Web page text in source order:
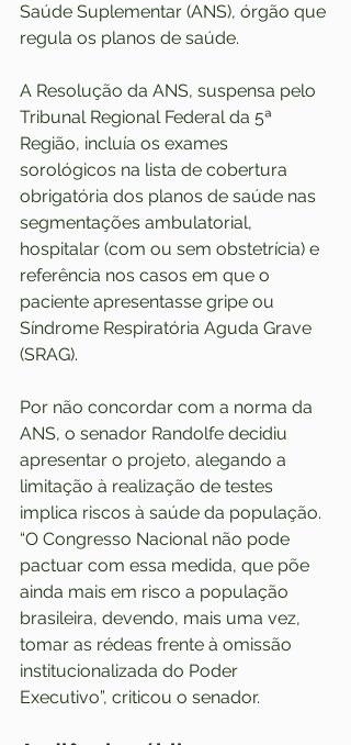
Saúde Suplementar (ANS), órgão que
regula os planos de saúde.
A Resolução da ANS, suspensa pelo
Tribunal Regional Federal da 5ª
Região, incluía os exames
sorológicos na lista de cobertura
obrigatória dos planos de saúde nas
segmentações ambulatorial,
hospitalar (com ou sem obstetrícia) e
referência nos casos em que o
paciente apresentasse gripe ou
Síndrome Respiratória Aguda Grave
(SRAG).
Por não concordar com a norma da
ANS, o senador Randolfe decidiu
apresentar o projeto, alegando a
limitação à realização de testes
implica riscos à saúde da população.
“O Congresso Nacional não pode
pactuar com essa medida, que põe
ainda mais em risco a população
brasileira, devendo, mais uma vez,
tomar as rédeas frente à omissão
institucionalizada do Poder
Executivo”, criticou o senador.